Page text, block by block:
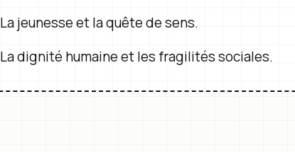
La jeunesse et la quête de sens.
La dignité humaine et les fragilités sociales.